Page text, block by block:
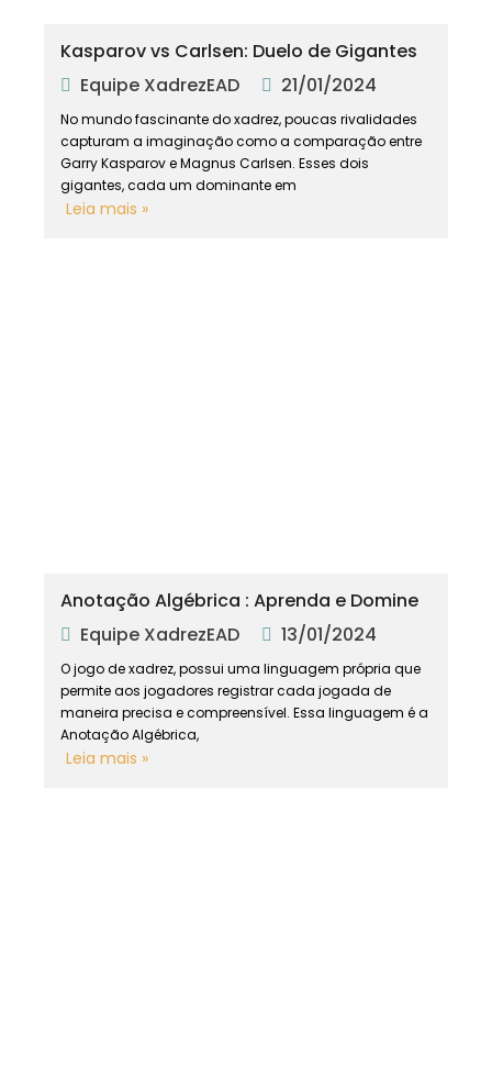
Kasparov vs Carlsen: Duelo de Gigantes
Equipe XadrezEAD
21/01/2024
No mundo fascinante do xadrez, poucas rivalidades
capturam a imaginação como a comparação entre
Garry Kasparov e Magnus Carlsen. Esses dois
gigantes, cada um dominante em
Leia mais »
Anotação Algébrica : Aprenda e Domine
Equipe XadrezEAD
13/01/2024
O jogo de xadrez, possui uma linguagem própria que
permite aos jogadores registrar cada jogada de
maneira precisa e compreensível. Essa linguagem é a
Anotação Algébrica,
Leia mais »